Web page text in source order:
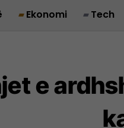
Ekonomi Tech
e